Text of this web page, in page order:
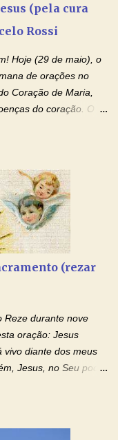
de alguma
na
(pela cura
Rossi
Hoje (29 de maio), o
de orações no
Coração de Maria,
do coração. O
de rádio
forte corrente de
do milagre, da cura;
até que o
Ágape de Jesus e
Devoção e Fé
Amados!! Nesta
sofrem com as
(rezar
Reze durante nove
oração: Jesus
vivo diante dos meus
Jesus, no Seu poder
agora derramado